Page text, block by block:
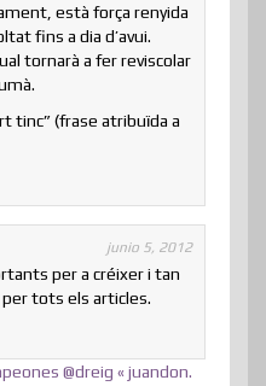
està força renyida
fins a dia d’avui.
tornarà a fer reviscolar
tinc” (frase atribuïda a
junio 5, 2012
per a créixer i tan
tots els articles.
@dreig « juandon.